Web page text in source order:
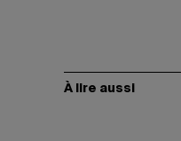
À lire aussi